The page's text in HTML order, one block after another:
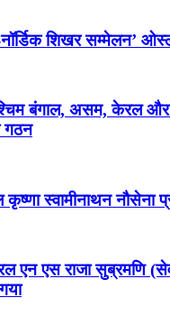
अफेयर्स: 16-18 जुलाई
नॉर्डिक शिखर सम्मेलन’
बंगाल, असम, केरल
गठन
कृष्णा स्वामीनाथन नौसेना
एन एस राजा सुब्रमणि